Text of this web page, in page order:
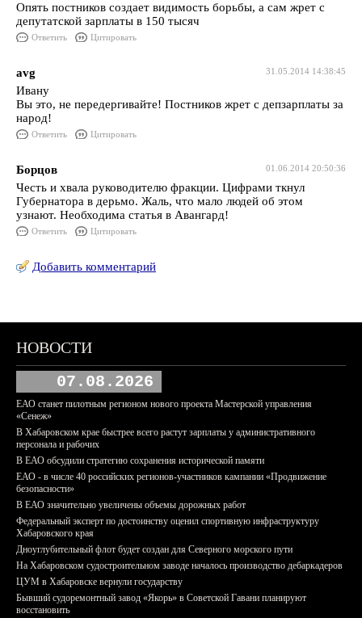
Опять постников создает видимость борьбы, а сам жрет с
депутатской зарплаты в 150 тысяч
Ответить Цитировать
31.05.2014 14:38:45
avg
Ивану
Вы это, не передергивайте! Постников жрет с депзарплаты за
народ!
Ответить Цитировать
01.06.2014 20:50:36
Борцов
Честь и хвала руководителю фракции. Цифрами ткнул
Губернатора в дерьмо. Жаль, что мало людей об этом
узнают. Необходима статья в Авангард!
Ответить Цитировать
Добавить комментарий
НОВОСТИ
07.08.2026
ЕАО станет пилотным регионом нового проекта Мастерской управления
«Сенеж»
В Хабаровском крае быстрее всего растут зарплаты у административного
персонала и рабочих
В ЕАО обсудили стратегию сохранения исторической памяти
ЕАО - в числе 40 российских регионов-участников кампании «Продвижение
безопасности»
В ЕАО значительно увеличены объемы дорожных работ
Федеральный эксперт по достоинству оценил спортивную инфраструктуру
Хабаровского края
Дноуглубительный флот будет создан для Северного морского пути
На Хабаровском судостроительном заводе началось производство дебаркадеров
ЦУМ в Хабаровске вернули государству
Бывший судоремонтный завод «Якорь» в Советской Гавани планируют
восстановить